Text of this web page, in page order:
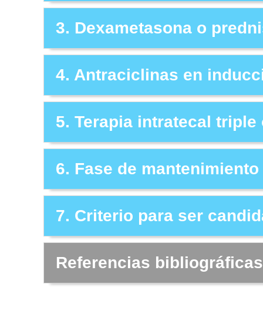
3. Dexametasona o
4. Antraciclinas en
5. Terapia intratecal
6. Fase de mantenimiento
7. Criterio para ser
Referencias bibliográficas